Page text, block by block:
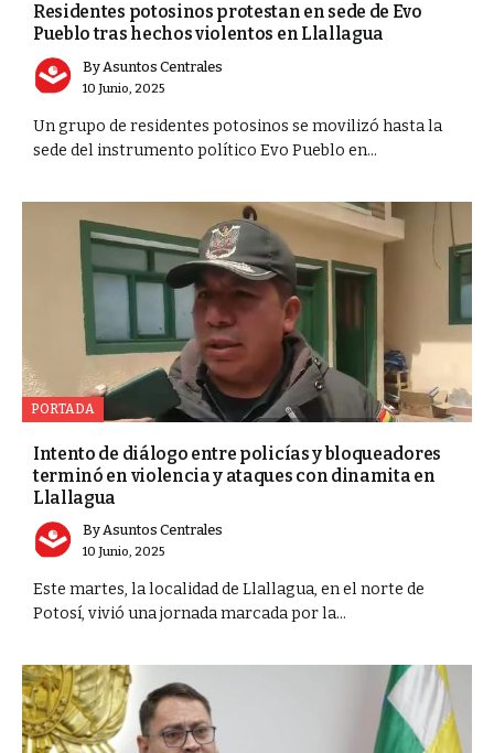
Residentes potosinos protestan en sede de Evo
Pueblo tras hechos violentos en Llallagua
By Asuntos Centrales
10 Junio, 2025
Un grupo de residentes potosinos se movilizó hasta la
sede del instrumento político Evo Pueblo en...
PORTADA
Intento de diálogo entre policías y bloqueadores
terminó en violencia y ataques con dinamita en
Llallagua
ByAsuntos Centrales
10 Junio, 2025
Este martes, la localidad de Llallagua, en el norte de
Potosí, vivió una jornada marcada por la...